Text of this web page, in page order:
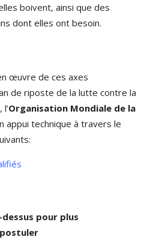
boivent, ainsi que des
dont elles ont besoin.
œuvre de ces axes
de riposte de la lutte contre la
Organisation Mondiale de la
appui technique à travers le
pour plus